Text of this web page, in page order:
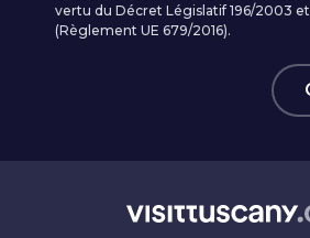
vertu du Décret Législatif 196/2003 et
(Règlement UE 679/2016).